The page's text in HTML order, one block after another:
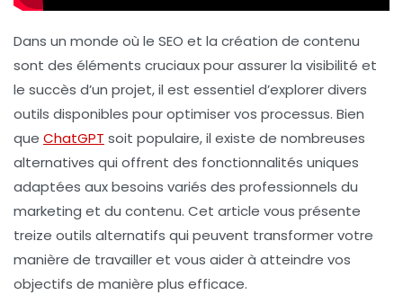
Dans un monde où le SEO et la création de contenu
sont des éléments cruciaux pour assurer la visibilité et
le succès d’un projet, il est essentiel d’explorer divers
outils disponibles pour optimiser vos processus. Bien
que ChatGPT soit populaire, il existe de nombreuses
alternatives qui offrent des fonctionnalités uniques
adaptées aux besoins variés des professionnels du
marketing et du contenu. Cet article vous présente
treize outils alternatifs qui peuvent transformer votre
manière de travailler et vous aider à atteindre vos
objectifs de manière plus efficace.